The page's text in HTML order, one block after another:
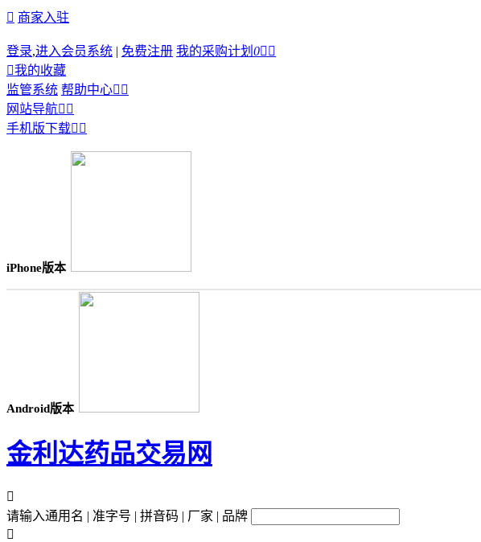
 商家入驻
登录,进入会员系统 | 免费注册 我的采购计划 0 
我的收藏
监管系统 帮助中心 
网站导航 
手机版下载 
iPhone版本
Android版本
金利达药品交易网

请输入通用名 | 准字号 | 拼音码 | 厂家 | 品牌
